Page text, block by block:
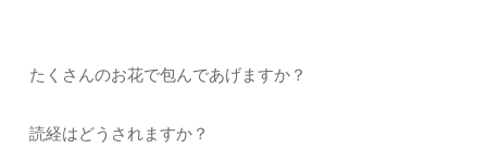
たくさんのお花で包んであげますか？
読経はどうされますか？